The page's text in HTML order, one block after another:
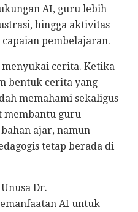
AI, guru lebih
hingga aktivitas
pembelajaran.
menyukai cerita. Ketika
bentuk cerita yang
memahami sekaligus
membantu guru
ajar, namun
tetap berada di
Dr.
AI untuk